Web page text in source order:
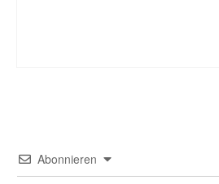
Abonnieren